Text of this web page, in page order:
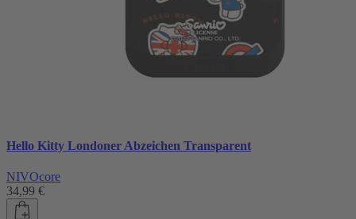
Hello Kitty Londoner Abzeichen Transparent
NIVOcore
34,99 €